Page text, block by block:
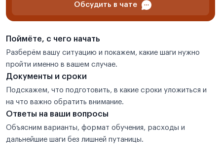
Обсудить в чате
Поймёте, с чего начать
Разберём вашу ситуацию и покажем, какие шаги нужно
пройти именно в вашем случае.
Документы и сроки
Подскажем, что подготовить, в какие сроки уложиться и
на что важно обратить внимание.
Ответы на ваши вопросы
Объясним варианты, формат обучения, расходы и
дальнейшие шаги без лишней путаницы.